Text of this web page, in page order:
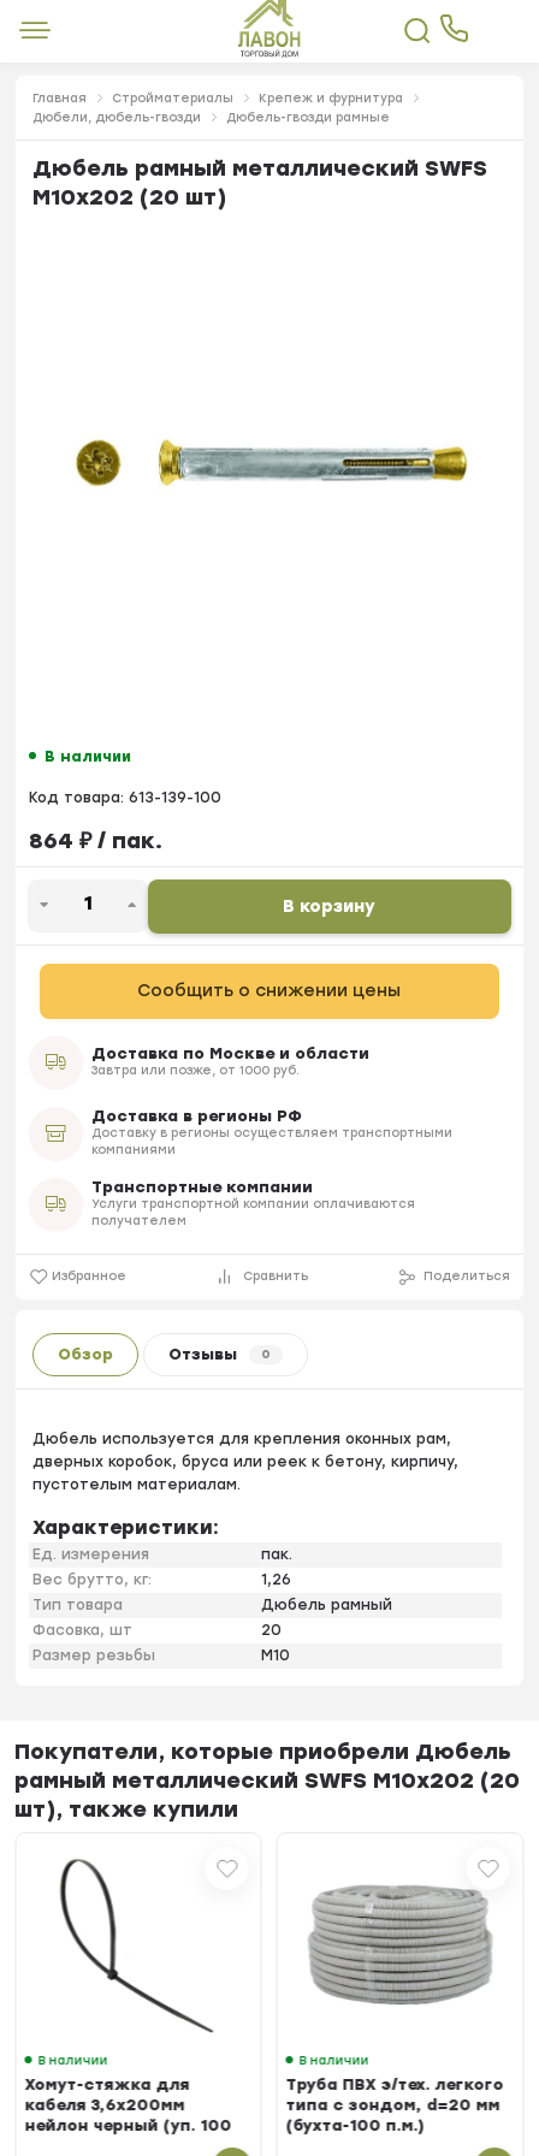
Главная Стройматериалы
Крепеж и фурнитура
Дюбели, дюбель-гвозди
Дюбель-гвозди рамные
Дюбель рамный металлический SWFS
М10х202 (20 шт)
В наличии
Код товара: 613-139-100
864 ₽/ пак.
В корзину
Сообщить о снижении цены
Доставка по Москве и области
Завтра или позже, от 1000 руб.
Доставка в регионы РФ
Доставку в регионы осуществляем транспортными
компаниями
Транспортные компании
Услуги транспортной компании оплачиваются
получателем
Избранное Сравнить Поделиться
Обзор Отзывы 0
Дюбель используется для крепления оконных рам,
дверных коробок, бруса или реек к бетону, кирпичу,
пустотелым материалам.
Характеристики:
Ед. измерения
пак.
Вес брутто, кг:
1,26
Тип товара
Дюбель рамный
Фасовка, шт
20
Размер резьбы
М10
Покупатели, которые приобрели Дюбель
рамный металлический SWFS М10х202 (20
шт), также купили
В наличии
Хомут-стяжка для
кабеля 3,6х200мм
нейлон черный (уп. 100
В наличии
Труба ПВХ э/тех. легкого
типа с зондом, d=20 мм
(бухта-100 п.м.)